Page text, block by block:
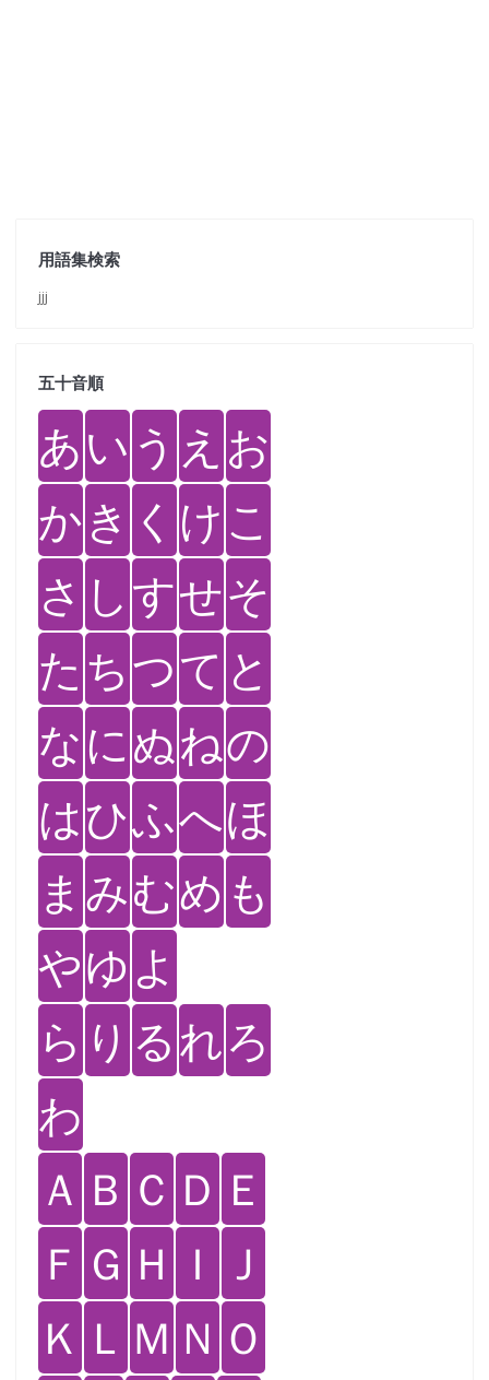
用語集検索
jjj
五十音順
あい う え お
かき く けこ
さ しすせそ
た ちつて と
なにぬねの
はひふへほ
ま みむめ も
やゆ よ
ら り るれろ
わ
Ａ Ｂ Ｃ Ｄ Ｅ
Ｆ Ｇ Ｈ Ｉ Ｊ
Ｋ Ｌ Ｍ Ｎ Ｏ